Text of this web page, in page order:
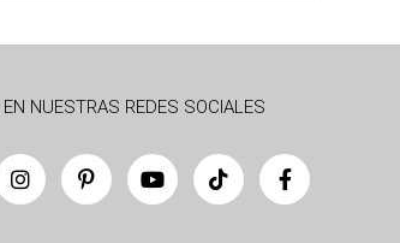
EN NUESTRAS REDES SOCIALES